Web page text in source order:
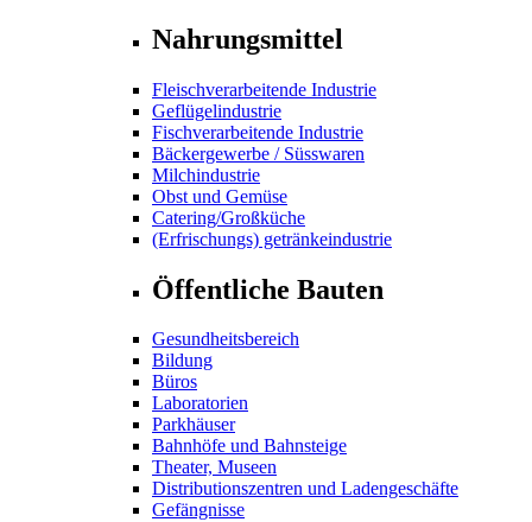
Nahrungsmittel
Fleischverarbeitende Industrie
Geflügelindustrie
Fischverarbeitende Industrie
Bäckergewerbe / Süsswaren
Milchindustrie
Obst und Gemüse
Catering/Großküche
(Erfrischungs) getränkeindustrie
Öffentliche Bauten
Gesundheitsbereich
Bildung
Büros
Laboratorien
Parkhäuser
Bahnhöfe und Bahnsteige
Theater, Museen
Distributionszentren und Ladengeschäfte
Gefängnisse